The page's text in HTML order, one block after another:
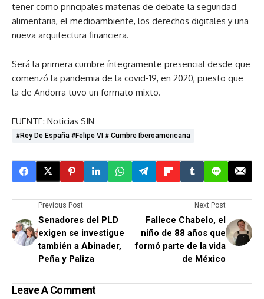
tener como principales materias de debate la seguridad
alimentaria, el medioambiente, los derechos digitales y una
nueva arquitectura financiera.
Será la primera cumbre íntegramente presencial desde que
comenzó la pandemia de la covid-19, en 2020, puesto que
la de Andorra tuvo un formato mixto.
FUENTE: Noticias SIN
#Rey De España #Felipe VI # Cumbre Iberoamericana
Previous Post
Senadores del PLD
exigen se investigue
también a Abinader,
Peña y Paliza
Next Post
Fallece Chabelo, el
niño de 88 años que
formó parte de la vida
de México
Leave A Comment